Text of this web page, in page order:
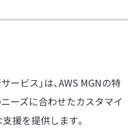
ービス」は、AWS MGNの特
ーズに合わせたカスタマイ
援を提供します。